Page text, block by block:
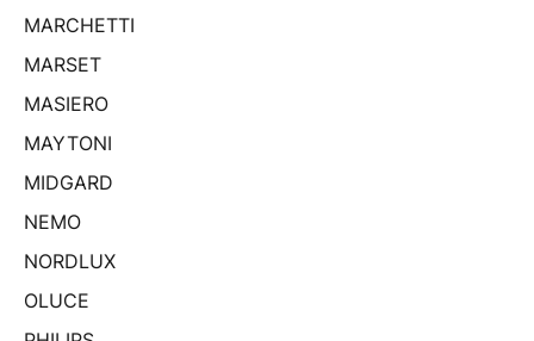
MARCHETTI
MARSET
MASIERO
MAYTONI
MIDGARD
NEMO
NORDLUX
OLUCE